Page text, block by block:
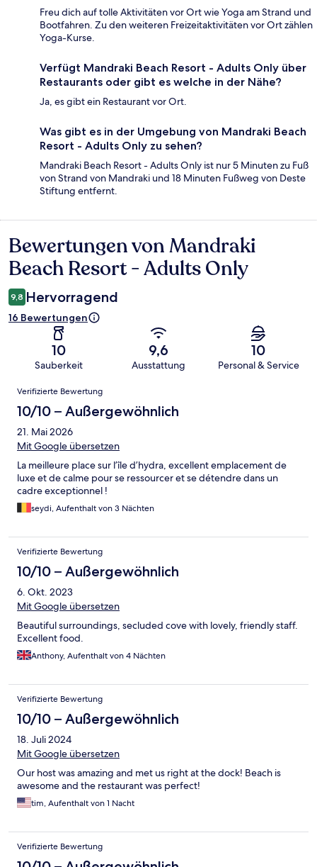
Freu dich auf tolle Aktivitäten vor Ort wie Yoga am Strand und
Bootfahren. Zu den weiteren Freizeitaktivitäten vor Ort zählen
Yoga-Kurse.
Verfügt Mandraki Beach Resort - Adults Only über
Restaurants oder gibt es welche in der Nähe?
Ja, es gibt ein Restaurant vor Ort.
Was gibt es in der Umgebung von Mandraki Beach
Resort - Adults Only zu sehen?
Mandraki Beach Resort - Adults Only ist nur 5 Minuten zu Fuß
von Strand von Mandraki und 18 Minuten Fußweg von Deste
Stiftung entfernt.
Bewertungen
Bewertungen von Mandraki
Beach Resort - Adults Only
9,8 Hervorragend
16 Bewertungen
10
Sauberkeit
9,6
Ausstattung
10
Personal & Service
Bewertungen
Verifizierte Bewertung
10/10 – Außergewöhnlich
21. Mai 2026
Mit Google übersetzen
La meilleure place sur l’île d’hydra, excellent emplacement de
luxe et de calme pour se ressourcer et se détendre dans un
cadre exceptionnel !
seydi, Aufenthalt von 3 Nächten
Verifizierte Bewertung
10/10 – Außergewöhnlich
6. Okt. 2023
Mit Google übersetzen
Beautiful surroundings, secluded cove with lovely, friendly staff.
Excellent food.
Anthony, Aufenthalt von 4 Nächten
Verifizierte Bewertung
10/10 – Außergewöhnlich
18. Juli 2024
Mit Google übersetzen
Our host was amazing and met us right at the dock! Beach is
awesome and the restaurant was perfect!
tim, Aufenthalt von 1 Nacht
Verifizierte Bewertung